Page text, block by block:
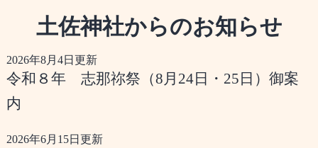
土佐神社からのお知らせ
2026年8月4日更新
令和８年 志那祢祭（8月24日・25日）御案
内
2026年6月15日更新